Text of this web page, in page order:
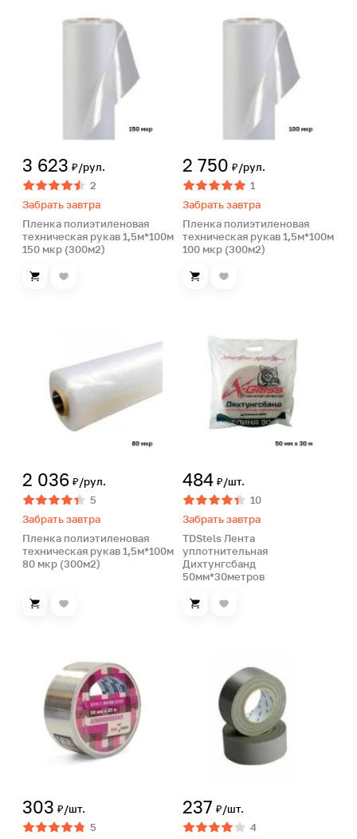
3 623 ₽/рул.
2
Забрать завтра
Пленка полиэтиленовая
техническая рукав 1,5м*100м
150 мкр (300м2)
2 750 ₽/рул.
1
Забрать завтра
Пленка полиэтиленовая
техническая рукав 1,5м*100м
100 мкр (300м2)
2 036 ₽/рул.
5
Забрать завтра
Пленка полиэтиленовая
техническая рукав 1,5м*100м
80 мкр (300м2)
484 ₽/шт.
10
Забрать завтра
TDStels Лента
уплотнительная
Дихтунгсбанд
50мм*30метров
303 ₽/шт.
5
237 ₽/шт.
4